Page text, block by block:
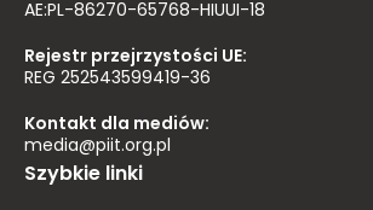
AE:PL-86270-65768-HIUUI-18
Rejestr przejrzystości UE:
REG 252543599419-36
Kontakt dla mediów:
media@piit.org.pl
Szybkie linki